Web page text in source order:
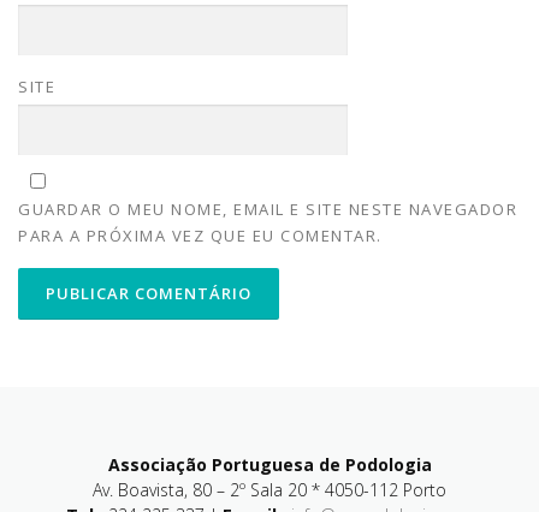
SITE
GUARDAR O MEU NOME, EMAIL E SITE NESTE NAVEGADOR
PARA A PRÓXIMA VEZ QUE EU COMENTAR.
Associação Portuguesa de Podologia
Av. Boavista, 80 – 2º Sala 20 * 4050-112 Porto